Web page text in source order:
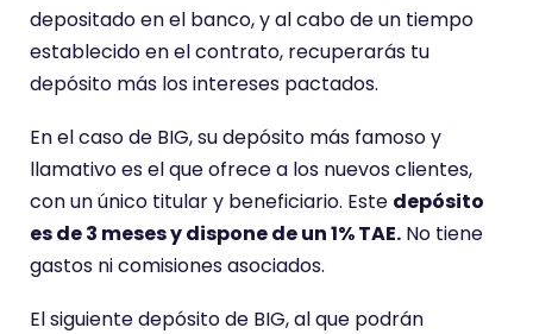
depositado en el banco, y al cabo de un tiempo
establecido en el contrato, recuperarás tu
depósito más los intereses pactados.
En el caso de BIG, su depósito más famoso y
llamativo es el que ofrece a los nuevos clientes,
con un único titular y beneficiario. Este depósito
es de 3 meses y dispone de un 1% TAE. No tiene
gastos ni comisiones asociados.
El siguiente depósito de BIG, al que podrán